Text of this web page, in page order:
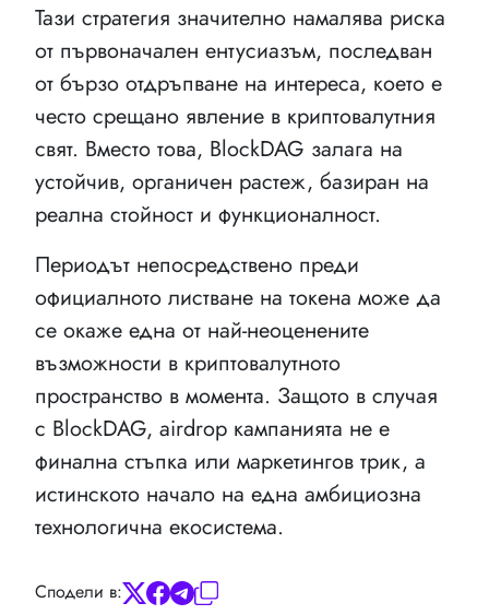
Тази стратегия значително намалява риска
от първоначален ентусиазъм, последван
от бързо отдръпване на интереса, което е
често срещано явление в криптовалутния
свят. Вместо това, BlockDAG залага на
устойчив, органичен растеж, базиран на
реална стойност и функционалност.
Периодът непосредствено преди
официалното листване на токена може да
се окаже една от най-неоценените
възможности в криптовалутното
пространство в момента. Защото в случая
с BlockDAG, аirdrop кампанията не е
финална стъпка или маркетингов трик, а
истинското начало на една амбициозна
технологична екосистема.
Сподели в: